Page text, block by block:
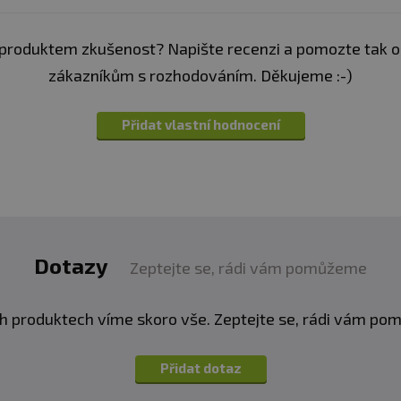
Ukládejte mimo dosah dětí! Není vhodné pro děti,
za vady vzniklé nevhodným skladováním a
Alergeny ve složení produktu jsou
zkušenost? Napište recenzi a pomozte tak
zákazníkům s rozhodováním. Děkujeme :-)
Přidat vlastní hodnocení
Dotazy Zeptejte se, rádi vám pomůžeme
produktech víme skoro vše. Zeptejte se, rádi vám
Přidat dotaz